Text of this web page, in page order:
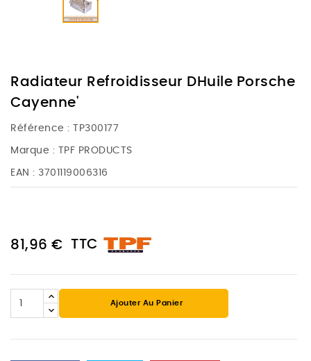
Radiateur Refroidisseur DHuile Porsche
Cayenne'
Référence : TP300177
Marque : TPF PRODUCTS
EAN : 3701119006316
81,96 € TTC
Ajouter Au Panier